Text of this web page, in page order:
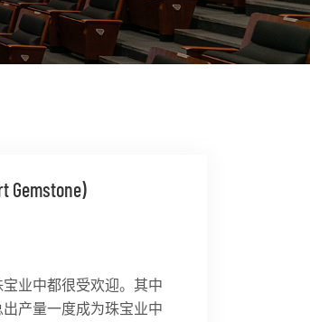
业中都很受欢迎。其中
产量一度成为珠宝业中